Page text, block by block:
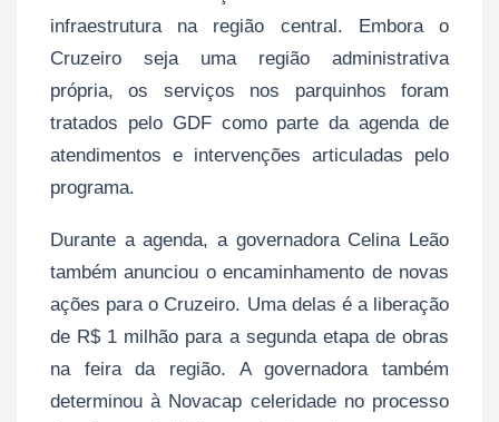
infraestrutura na região central. Embora o
Cruzeiro seja uma região administrativa
própria, os serviços nos parquinhos foram
tratados pelo GDF como parte da agenda de
atendimentos e intervenções articuladas pelo
programa.
Durante a agenda, a governadora Celina Leão
também anunciou o encaminhamento de novas
ações para o Cruzeiro. Uma delas é a liberação
de R$ 1 milhão para a segunda etapa de obras
na feira da região. A governadora também
determinou à Novacap celeridade no processo